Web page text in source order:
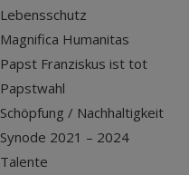
Lebensschutz
Magnifica Humanitas
Papst Franziskus ist tot
Papstwahl
Schöpfung / Nachhaltigkeit
Synode 2021 – 2024
Talente